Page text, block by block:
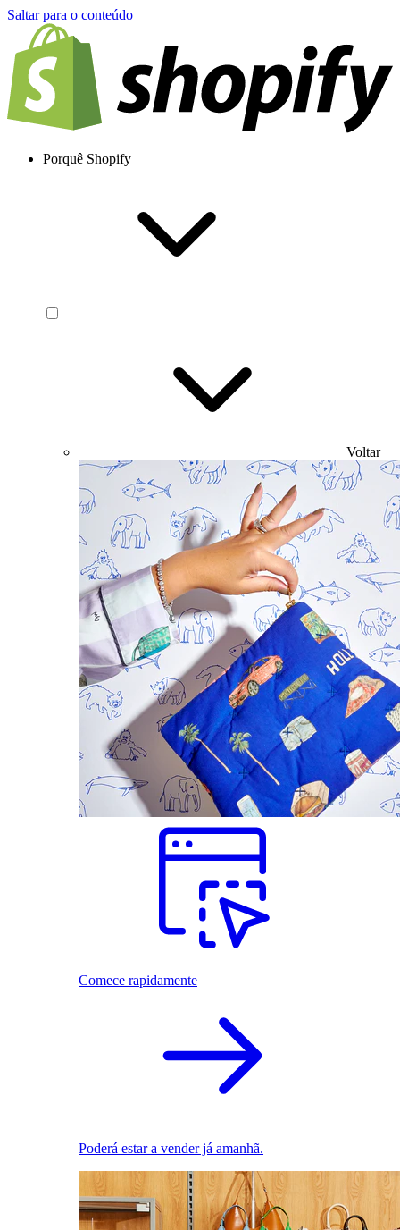
Saltar para o conteúdo
Porquê Shopify
Voltar
Comece rapidamente
Poderá estar a vender já amanhã.